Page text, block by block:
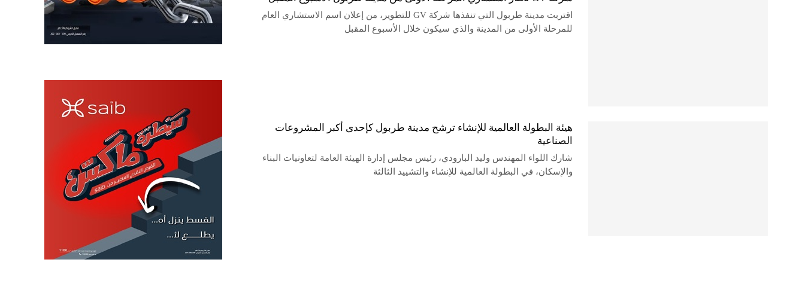
اقتربت مدينة طربول التي تنفذها شركة GV للتطوير، من إعلان اسم الاستشاري العام
للمرحلة الأولى من المدينة والذي سيكون خلال الأسبوع المقبل
هيئة البطولة العالمية للإنشاء ترشح مدينة طربول كإحدى أكبر المشروعات
الصناعية
شارك اللواء المهندس وليد البارودي، رئيس مجلس إدارة الهيئة العامة لتعاونيات البناء
والإسكان، في البطولة العالمية للإنشاء والتشييد الثالثة